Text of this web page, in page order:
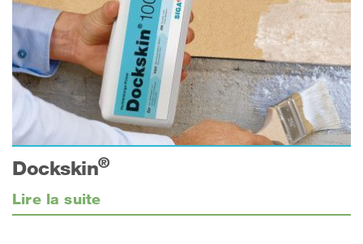
Dockskin®
Lire la suite